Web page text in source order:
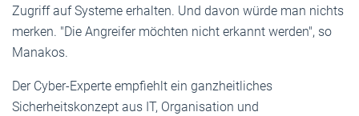
Zugriff auf Systeme erhalten. Und davon würde man nichts
merken. "Die Angreifer möchten nicht erkannt werden", so
Manakos.
Der Cyber-Experte empfiehlt ein ganzheitliches
Sicherheitskonzept aus IT, Organisation und